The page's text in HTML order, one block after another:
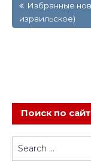
по
записям
Избранные
израильское)
Поиск по
Search
for: